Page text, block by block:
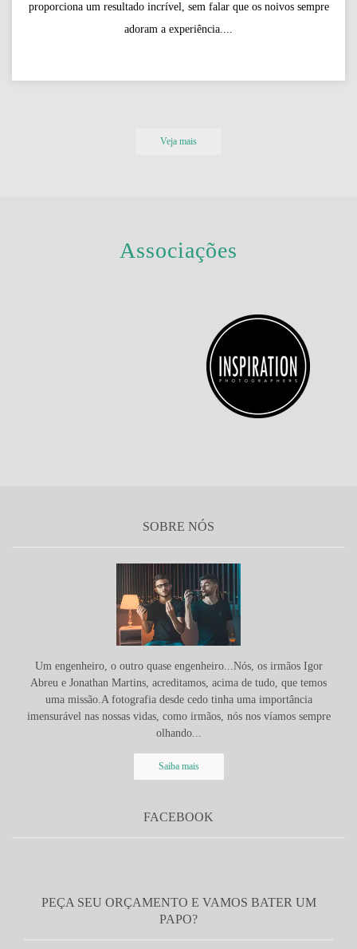
proporciona um resultado incrível, sem falar que os noivos sempre
adoram a experiência....
Veja mais
Associações
SOBRE NÓS
Um engenheiro, o outro quase engenheiro...Nós, os irmãos Igor
Abreu e Jonathan Martins, acreditamos, acima de tudo, que temos
uma missão.A fotografia desde cedo tinha uma importância
imensurável nas nossas vidas, como irmãos, nós nos víamos sempre
olhando...
Saiba mais
FACEBOOK
PEÇA SEU ORÇAMENTO E VAMOS BATER UM
PAPO?